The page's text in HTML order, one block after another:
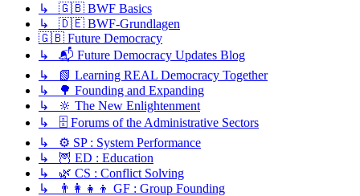
↳ 🇬🇧 BWF Basics
↳ 🇩🇪 BWF-Grundlagen
🇬🇧 Future Democracy
↳ 📬 Future Democracy Updates Blog
↳ 📗 Learning REAL Democracy Together
↳ 🌳 Founding and Expanding
↳ 🔆 The New Enlightenment
↳ 🗄️ Forums of the Administrative Sectors
↳ ⚙️ SP : System Performance
↳ 🦉 ED : Education
↳ 🌿 CS : Conflict Solving
↳ 👨‍👩‍👧‍👦 GF : Group Founding